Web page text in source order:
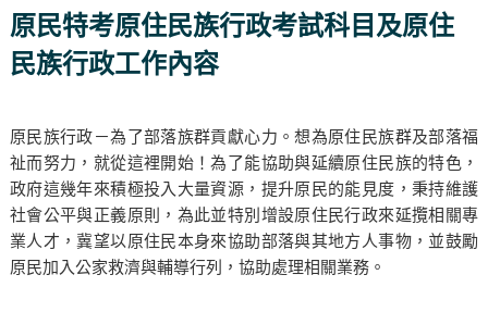
原民特考原住民族行政考試科目及原住
民族行政工作內容
原民族行政－為了部落族群貢獻心力。想為原住民族群及部落福
祉而努力，就從這裡開始！為了能協助與延續原住民族的特色，
政府這幾年來積極投入大量資源，提升原民的能見度，秉持維護
社會公平與正義原則，為此並特別增設原住民行政來延攬相關專
業人才，冀望以原住民本身來協助部落與其地方人事物，並鼓勵
原民加入公家救濟與輔導行列，協助處理相關業務。